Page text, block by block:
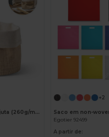
SSaco multiusos em juta (260g/m²) e algodão (120g/m²)
+2
Saco em non-
Egotier 92499
A partir de: